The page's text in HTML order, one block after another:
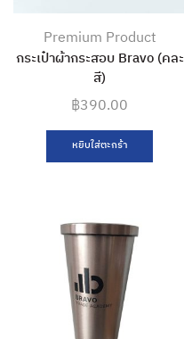
Premium Product
กระเป๋าผ้ากระสอบ Bravo (คละ
สี)
฿390.00
หยิบใส่ตะกร้า